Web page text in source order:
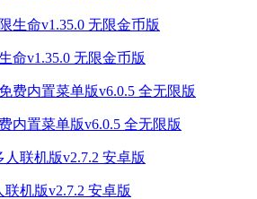
命v1.35.0 无限金币版
内置菜单版v6.0.5 全无限版
机版v2.7.2 安卓版